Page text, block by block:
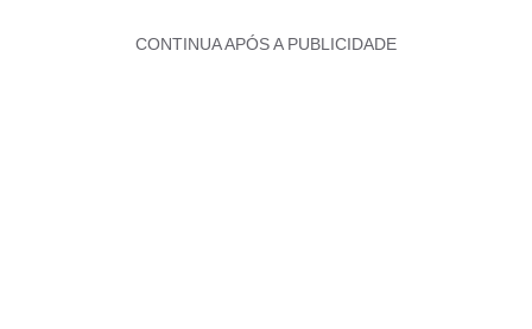
CONTINUA APÓS A PUBLICIDADE